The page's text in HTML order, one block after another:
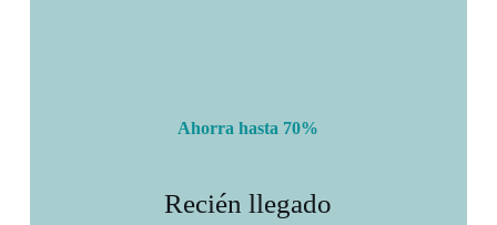
Ahorra hasta 70%
Recién llegado